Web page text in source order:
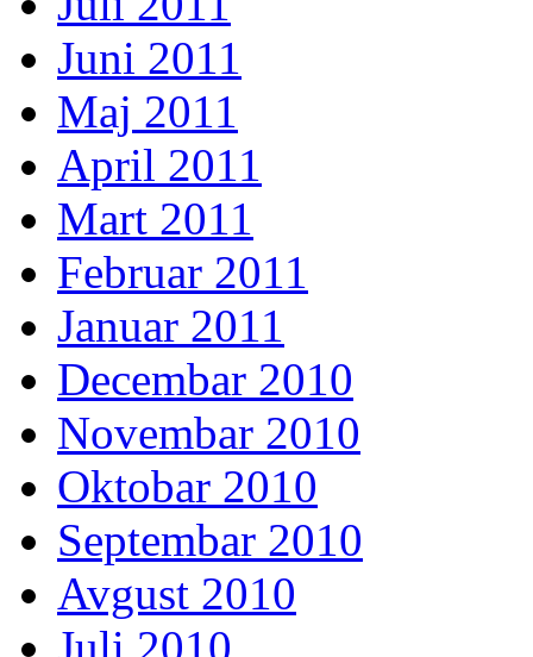
Juni 2011
Maj 2011
April 2011
Mart 2011
Februar 2011
Januar 2011
Decembar 2010
Novembar 2010
Oktobar 2010
Septembar 2010
Avgust 2010